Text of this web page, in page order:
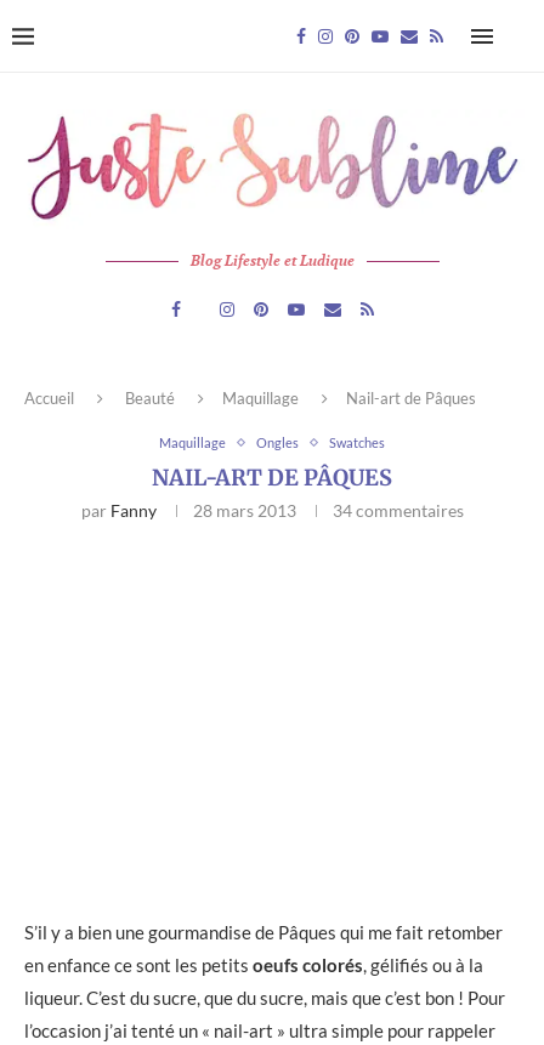
Blog Lifestyle et Ludique
Accueil Beauté Maquillage Nail-art de Pâques
Maquillage Ongles Swatches
NAIL-ART DE PÂQUES
par Fanny 28 mars 2013 34 commentaires
S’il y a bien une gourmandise de Pâques qui me fait retomber
en enfance ce sont les petits oeufs colorés, gélifiés ou à la
liqueur. C’est du sucre, que du sucre, mais que c’est bon ! Pour
l’occasion j’ai tenté un « nail-art » ultra simple pour rappeler